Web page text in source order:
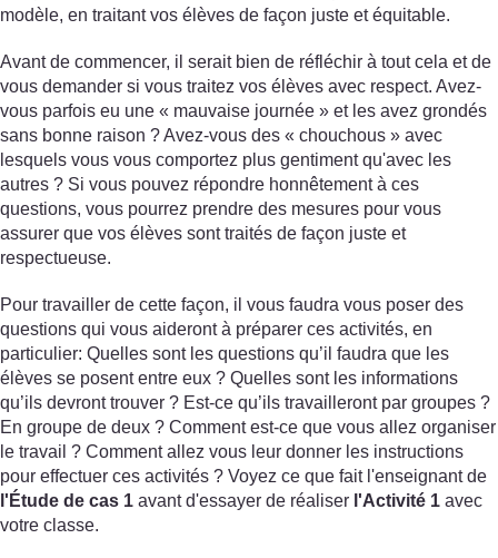
modèle, en traitant vos élèves de façon juste et équitable.
Avant de commencer, il serait bien de réfléchir à tout cela et de
vous demander si vous traitez vos élèves avec respect. Avez-
vous parfois eu une « mauvaise journée » et les avez grondés
sans bonne raison ? Avez-vous des « chouchous » avec
lesquels vous vous comportez plus gentiment qu'avec les
autres ? Si vous pouvez répondre honnêtement à ces
questions, vous pourrez prendre des mesures pour vous
assurer que vos élèves sont traités de façon juste et
respectueuse.
Pour travailler de cette façon, il vous faudra vous poser des
questions qui vous aideront à préparer ces activités, en
particulier: Quelles sont les questions qu’il faudra que les
élèves se posent entre eux ? Quelles sont les informations
qu’ils devront trouver ? Est-ce qu’ils travailleront par groupes ?
En groupe de deux ? Comment est-ce que vous allez organiser
le travail ? Comment allez vous leur donner les instructions
pour effectuer ces activités ? Voyez ce que fait l'enseignant de
l'Étude de cas 1 avant d'essayer de réaliser l'Activité 1 avec
votre classe.